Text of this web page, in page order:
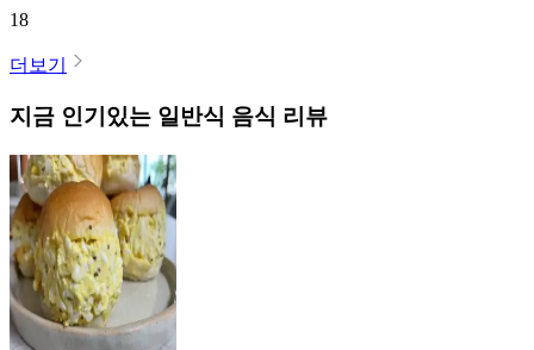
18
더보기
지금 인기있는 일반식 음식 리뷰